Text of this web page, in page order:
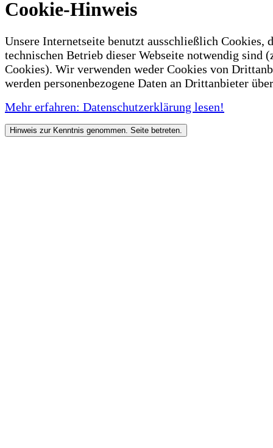
Cookie-Hinweis
Unsere Internetseite benutzt ausschließlich Cookies,
technischen Betrieb dieser Webseite notwendig sind
Cookies). Wir verwenden weder Cookies von
werden personenbezogene Daten an Drittanbieter
Mehr erfahren: Datenschutzerklärung lesen!
Hinweis zur Kenntnis genommen. Seite betreten.